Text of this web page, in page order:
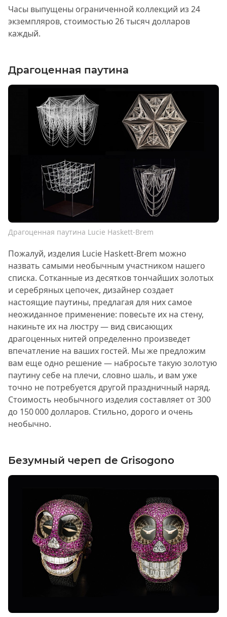
Часы выпущены ограниченной коллекций из 24
экземпляров, стоимостью 26 тысяч долларов
каждый.
Драгоценная паутина
Драгоценная паутина Lucie Haskett-Brem
Пожалуй, изделия Lucie Haskett-Brem можно
назвать самыми необычным участником нашего
списка. Сотканные из десятков тончайших золотых
и серебряных цепочек, дизайнер создает
настоящие паутины, предлагая для них самое
неожиданное применение: повесьте их на стену,
накиньте их на люстру — вид свисающих
драгоценных нитей определенно произведет
впечатление на ваших гостей. Мы же предложим
вам еще одно решение — набросьте такую золотую
паутину себе на плечи, словно шаль, и вам уже
точно не потребуется другой праздничный наряд.
Стоимость необычного изделия составляет от 300
до 150 000 долларов. Стильно, дорого и очень
необычно.
Безумный череп de Grisogono